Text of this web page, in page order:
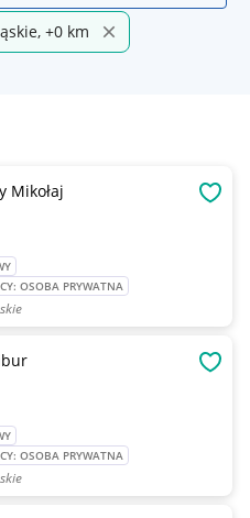
+0 km
Mikołaj
OSOBA PRYWATNA
OSOBA PRYWATNA